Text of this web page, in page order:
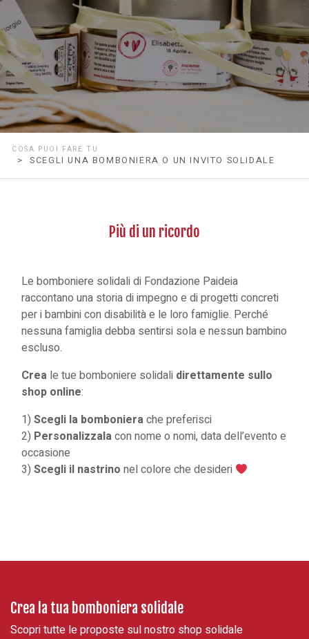
COSA PUOI FARE TU
> SCEGLI UNA BOMBONIERA O UN INVITO SOLIDALE
Più di un ricordo
Le bomboniere solidali di Fondazione Paideia
raccontano una storia di impegno e di progetti concreti
per i bambini con disabilità e le loro famiglie. Perché
nessuna famiglia debba sentirsi sola e nessun bambino
escluso.
Crea le tue bomboniere solidali direttamente sullo
shop online:
1) Scegli la bombonierache preferisci
2) Personalizzalacon nome o nomi, data dell’evento e
occasione
3) Scegli il nastrino nel colore che desideri
Crea la tua bomboniera solidale
Scopri tutte le proposte sul nostro shop solidale